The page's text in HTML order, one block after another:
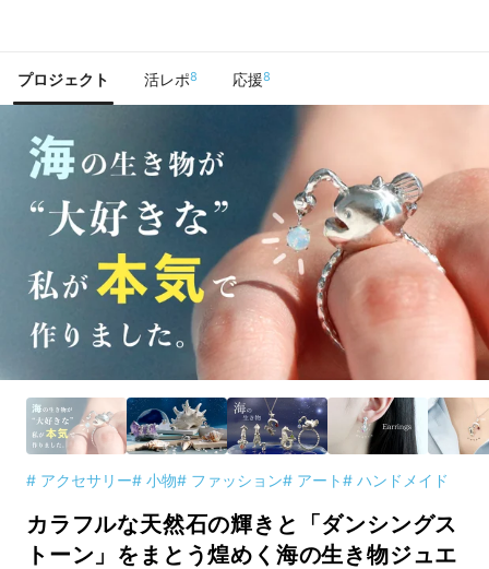
プロジェクト 活レポ8 応援8
# アクセサリー# 小物# ファッション# アート# ハンドメイド
カラフルな天然石の輝きと「ダンシングス
トーン」をまとう煌めく海の生き物ジュエ